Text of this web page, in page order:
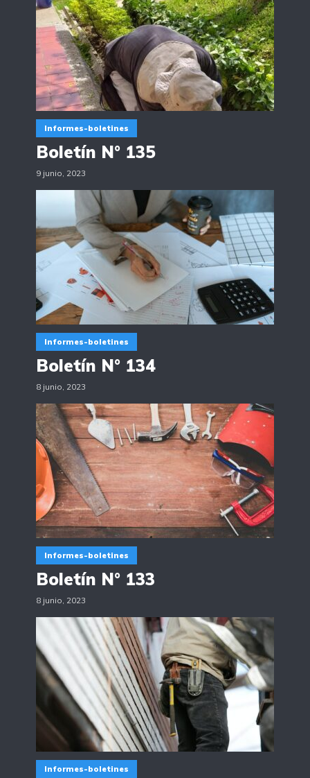
Informes-boletines
Boletín N° 135
9 junio, 2023
Informes-boletines
Boletín N° 134
8 junio, 2023
Informes-boletines
Boletín N° 133
8 junio, 2023
Informes-boletines